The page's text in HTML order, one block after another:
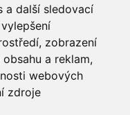
a další sledovací
zobrazení
a reklam,
webových
zdroje
Youtube kanál arboreta